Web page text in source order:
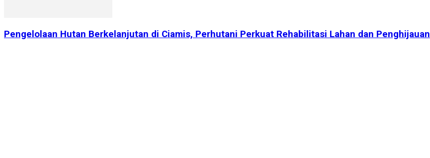
Pengelolaan Hutan Berkelanjutan di Ciamis, Perhutani Perkuat Rehabilitasi Lahan dan Penghijauan